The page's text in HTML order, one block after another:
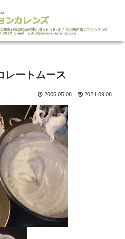
レートムース
2005.05.08 2021.09.08